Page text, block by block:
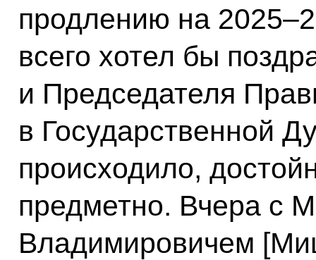
продлению на
всего хотел бы
и Председателя
в Государственной
происходило,
предметно. Вчера с
Владимировичем